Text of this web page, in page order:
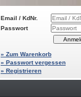
Email / KdNr.
Passwort
» Zum Warenkorb
» Passwort vergessen
» Registrieren